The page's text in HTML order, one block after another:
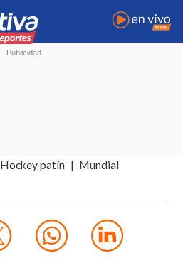
Hockey patín
Mundial